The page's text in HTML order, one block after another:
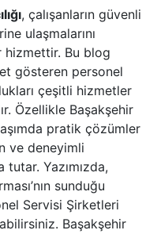
, çalışanların güvenli
ulaşmalarını
hizmettir. Bu blog
gösteren personel
çeşitli hizmetler
Özellikle Başakşehir
pratik çözümler
ve deneyimli
Yazımızda,
sunduğu
Servisi Şirketleri
Başakşehir